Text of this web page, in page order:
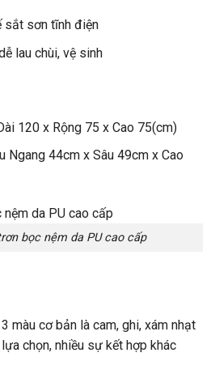
sắt sơn tĩnh điện
lau chùi, vệ sinh
120 x Rộng 75 x Cao 75(cm)
Ngang 44cm x Sâu 49cm x Cao
bọc nệm da PU cao cấp
màu cơ bản là cam, ghi, xám nhạt
chọn, nhiều sự kết hợp khác